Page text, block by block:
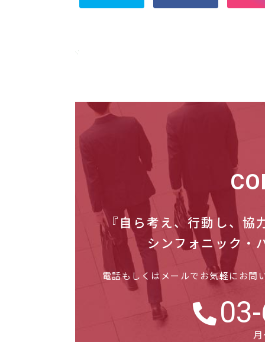
『自ら考え、行動し、協
シンフォニック・
電話もしくはメールでお気軽にお問